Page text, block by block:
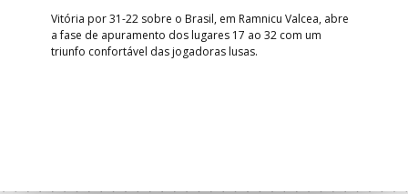
Vitória por 31-22 sobre o Brasil, em Ramnicu Valcea, abre
a fase de apuramento dos lugares 17 ao 32 com um
triunfo confortável das jogadoras lusas.